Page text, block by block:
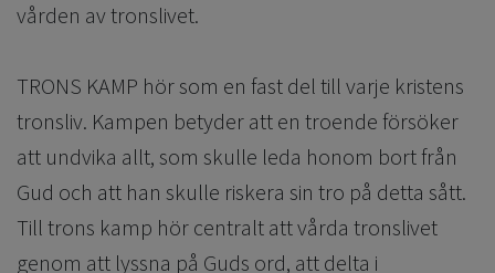
vården av tronslivet.
TRONS KAMP hör som en fast del till varje kristens
tronsliv. Kampen betyder att en troende försöker
att undvika allt, som skulle leda honom bort från
Gud och att han skulle riskera sin tro på detta sått.
Till trons kamp hör centralt att vårda tronslivet
genom att lyssna på Guds ord, att delta i